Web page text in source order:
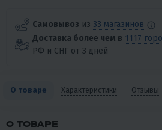
Самовывоз из 33 магазинов
Доставка более чем в 1117
РФ и СНГ от 3 дней
О товаре Характеристики Отзывы
О ТОВАРЕ